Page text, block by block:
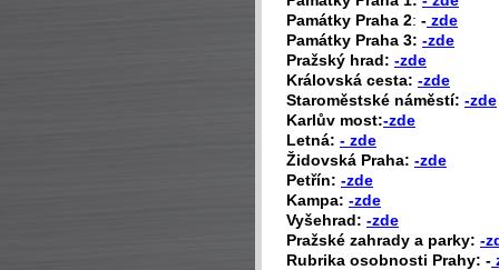
Památky Praha 2: - zde
Památky Praha 3: -zde
Pražský hrad: -zde
Královská cesta: -zde
Staroměstské náměstí: -zde
Karlův most:-zde
Letná: - zde
Židovská Praha: -zde
Petřín: -zde
Kampa: -zde
Vyšehrad: -zde
Pražské zahrady a parky: -
Rubrika osobnosti Prahy: -